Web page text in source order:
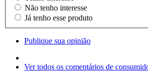
Não tenho interesse
Já tenho esse produto
Publique sua opinião
Ver todos os comentários de